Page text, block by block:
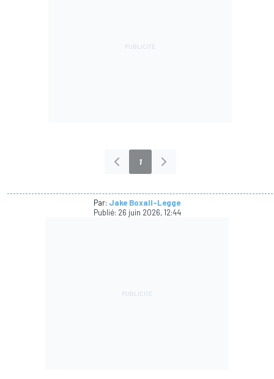
1
Par: Jake Boxall-Legge
Publié: 26 juin 2026, 12:44